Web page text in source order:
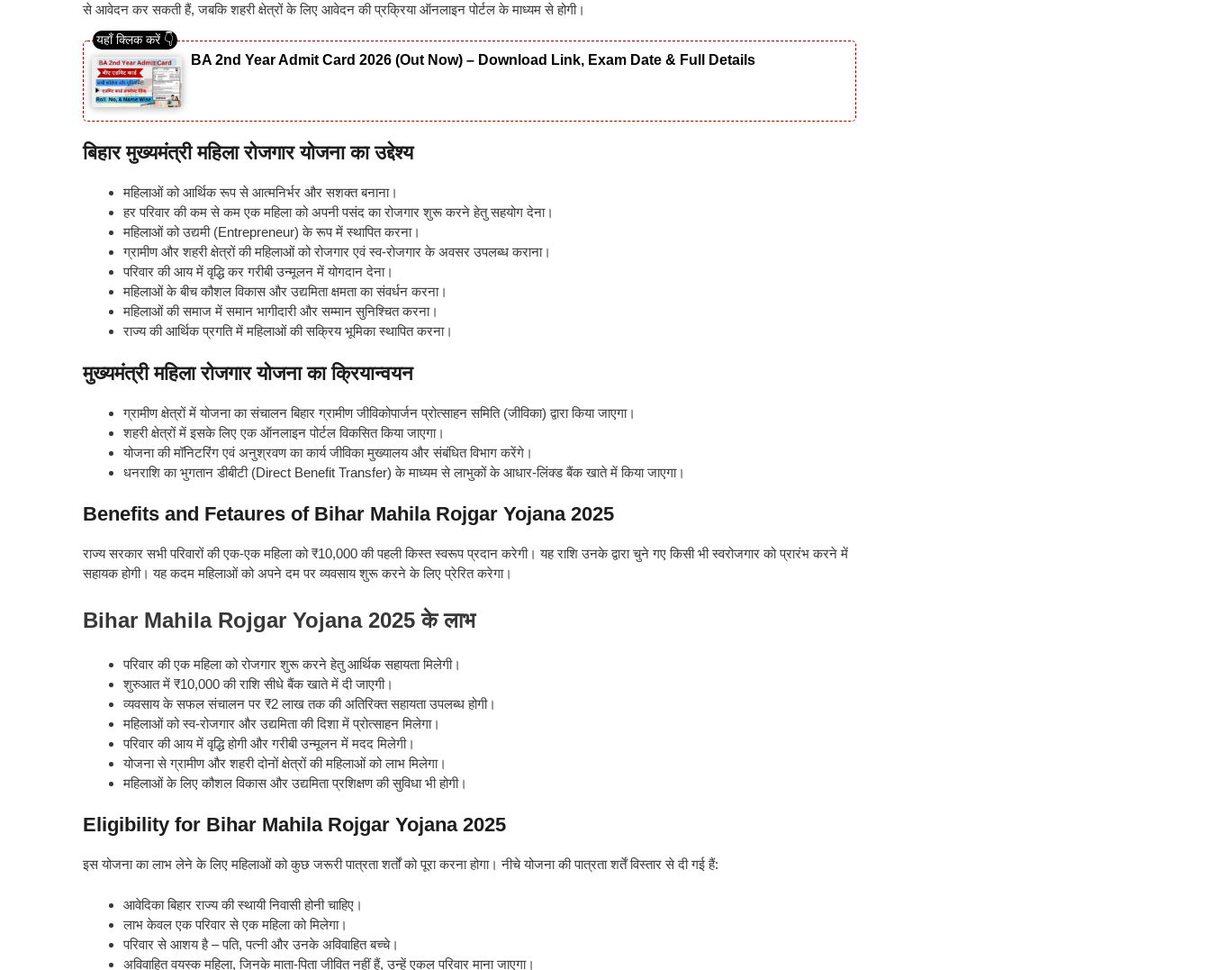
से आवेदन कर सकती हैं, जबकि शहरी क्षेत्रों के लिए आवेदन की प्रक्रिया ऑनलाइन पोर्टल के माध्यम से होगी।
BA 2nd Year Admit Card 2026 (Out Now) – Download Link, Exam Date & Full Details
बिहार मुख्यमंत्री महिला रोजगार योजना का उद्देश्य
महिलाओं को आर्थिक रूप से आत्मनिर्भर और सशक्त बनाना।
हर परिवार की कम से कम एक महिला को अपनी पसंद का रोजगार शुरू करने हेतु सहयोग देना।
महिलाओं को उद्यमी (Entrepreneur) के रूप में स्थापित करना।
ग्रामीण और शहरी क्षेत्रों की महिलाओं को रोजगार एवं स्व-रोजगार के अवसर उपलब्ध कराना।
परिवार की आय में वृद्धि कर गरीबी उन्मूलन में योगदान देना।
महिलाओं के बीच कौशल विकास और उद्यमिता क्षमता का संवर्धन करना।
महिलाओं की समाज में समान भागीदारी और सम्मान सुनिश्चित करना।
राज्य की आर्थिक प्रगति में महिलाओं की सक्रिय भूमिका स्थापित करना।
मुख्यमंत्री महिला रोजगार योजना का क्रियान्वयन
ग्रामीण क्षेत्रों में योजना का संचालन बिहार ग्रामीण जीविकोपार्जन प्रोत्साहन समिति (जीविका) द्वारा किया जाएगा।
शहरी क्षेत्रों में इसके लिए एक ऑनलाइन पोर्टल विकसित किया जाएगा।
योजना की मॉनिटरिंग एवं अनुश्रवण का कार्य जीविका मुख्यालय और संबंधित विभाग करेंगे।
धनराशि का भुगतान डीबीटी (Direct Benefit Transfer) के माध्यम से लाभुकों के आधार-लिंक्ड बैंक खाते में किया जाएगा।
Benefits and Fetaures of Bihar Mahila Rojgar Yojana 2025
राज्य सरकार सभी परिवारों की एक-एक महिला को ₹10,000 की पहली किस्त स्वरूप प्रदान करेगी। यह राशि उनके द्वारा चुने गए किसी भी स्वरोजगार को प्रारंभ करने में
सहायक होगी। यह कदम महिलाओं को अपने दम पर व्यवसाय शुरू करने के लिए प्रेरित करेगा।
Bihar Mahila Rojgar Yojana 2025 के लाभ
परिवार की एक महिला को रोजगार शुरू करने हेतु आर्थिक सहायता मिलेगी।
शुरुआत में ₹10,000 की राशि सीधे बैंक खाते में दी जाएगी।
व्यवसाय के सफल संचालन पर ₹2 लाख तक की अतिरिक्त सहायता उपलब्ध होगी।
महिलाओं को स्व-रोजगार और उद्यमिता की दिशा में प्रोत्साहन मिलेगा।
परिवार की आय में वृद्धि होगी और गरीबी उन्मूलन में मदद मिलेगी।
योजना से ग्रामीण और शहरी दोनों क्षेत्रों की महिलाओं को लाभ मिलेगा।
महिलाओं के लिए कौशल विकास और उद्यमिता प्रशिक्षण की सुविधा भी होगी।
Eligibility for Bihar Mahila Rojgar Yojana 2025
इस योजना का लाभ लेने के लिए महिलाओं को कुछ जरूरी पात्रता शर्तों को पूरा करना होगा। नीचे योजना की पात्रता शर्तें विस्तार से दी गई हैं:
आवेदिका बिहार राज्य की स्थायी निवासी होनी चाहिए।
लाभ केवल एक परिवार से एक महिला को मिलेगा।
परिवार से आशय है – पति, पत्नी और उनके अविवाहित बच्चे।
अविवाहित वयस्क महिला, जिनके माता-पिता जीवित नहीं हैं, उन्हें एकल परिवार माना जाएगा।